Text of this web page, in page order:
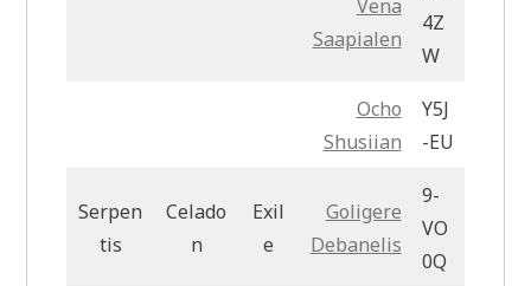
Vena
Saapialen
4Z
W
Ocho
Shusiian
Y5J
-EU
Serpen
tis
Celado
n
Exil
e
Goligere
Debanelis
9-
VO
0Q